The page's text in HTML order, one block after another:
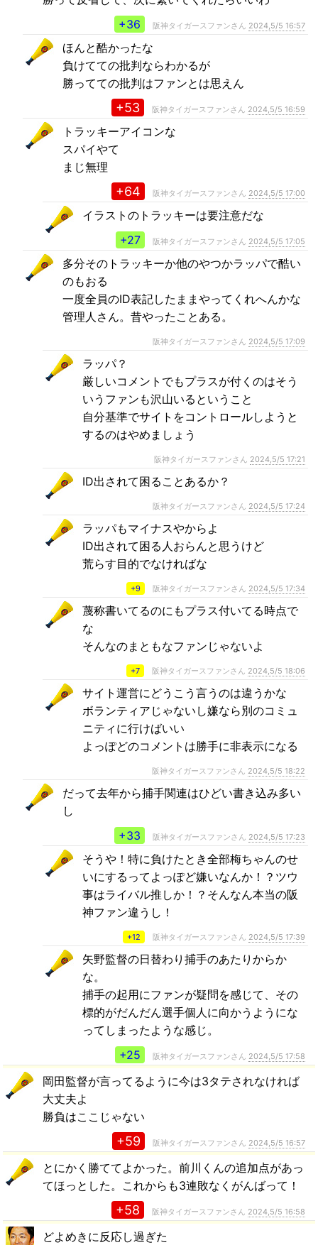
+36
阪神タイガースファンさん 2024,5/5 16:57
ほんと酷かったな
負けてての批判ならわかるが
勝ってての批判はファンとは思えん
+53 阪神タイガースファンさん 2024,5/5 16:59
トラッキーアイコンな
スパイやて
まじ無理
+64 阪神タイガースファンさん 2024,5/5 17:00
イラストのトラッキーは要注意だな
+27
阪神タイガースファンさん 2024,5/5 17:05
多分そのトラッキーか他のやつかラッパで酷い
のもおる
一度全員のID表記したままやってくれへんかな
管理人さん。昔やったことある。
阪神タイガースファンさん 2024,5/5 17:09
ラッパ？
厳しいコメントでもプラスが付くのはそう
いうファンも沢山いるということ
自分基準でサイトをコントロールしようと
するのはやめましょう
阪神タイガースファンさん 2024,5/5 17:21
ID出されて困ることあるか？
阪神タイガースファンさん 2024,5/5 17:24
ラッパもマイナスやからよ
ID出されて困る人おらんと思うけど
荒らす目的でなければな
+9 阪神タイガースファンさん 2024,5/5 17:34
蔑称書いてるのにもプラス付いてる時点で
な
そんなのまともなファンじゃないよ
+7 阪神タイガースファンさん 2024,5/5 18:06
サイト運営にどうこう言うのは違うかな
ボランティアじゃないし嫌なら別のコミュ
ニティに行けばいい
よっぽどのコメントは勝手に非表示になる
阪神タイガースファンさん 2024,5/5 18:22
だって去年から捕手関連はひどい書き込み多い
し
+33
阪神タイガースファンさん 2024,5/5 17:23
そうや！特に負けたとき全部梅ちゃんのせ
いにするってよっぽど嫌いなんか！？ツウ
事はライバル推しか！？そんなん本当の阪
神ファン違うし！
+12 阪神タイガースファンさん 2024,5/5 17:39
矢野監督の日替わり捕手のあたりからか
な。
捕手の起用にファンが疑問を感じて、その
標的がだんだん選手個人に向かうようにな
ってしまったような感じ。
+25
阪神タイガースファンさん 2024,5/5 17:58
岡田監督が言ってるように今は3タテされなければ
大丈夫よ
勝負はここじゃない
+59 阪神タイガースファンさん 2024,5/5 16:57
とにかく勝ててよかった。前川くんの追加点があっ
てほっとした。これからも3連敗なくがんばって！
+58 阪神タイガースファンさん 2024,5/5 16:58
どよめきに反応し過ぎた